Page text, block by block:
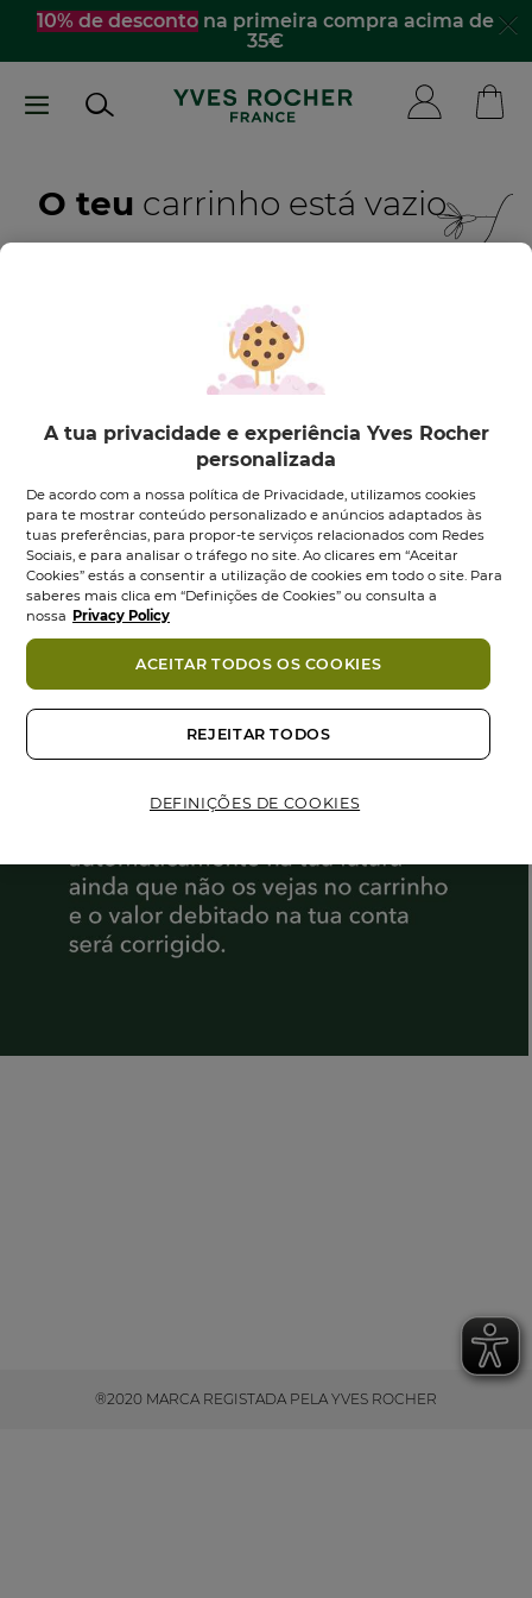
Passar
conteúdo
10% de descontona primeira compra acima de
35€
O teu carrinho está vazio
DESCOBRE OS NOSSOS PRODUTOS
®2020 MARCA REGISTADA PELA YVES ROCHER
A tua privacidade e experiência Yves Rocher
personalizada
De acordo com a nossa política de Privacidade, utilizamos cookies
para te mostrar conteúdo personalizado e anúncios adaptados às
tuas preferências, para propor-te serviços relacionados com Redes
Sociais, e para analisar o tráfego no site. Ao clicares em “Aceitar
Cookies” estás a consentir a utilização de cookies em todo o site. Para
saberes mais clica em “Definições de Cookies” ou consulta a
nossa Privacy Policy
DEFINIÇÕES DE COOKIES
REJEITAR TODOS
ACEITAR TODOS OS COOKIES